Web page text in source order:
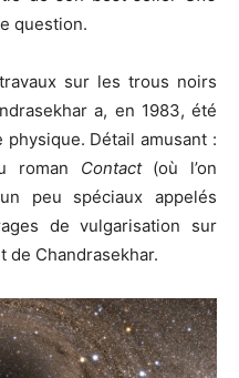
question.
sur les trous noirs
a, en 1983, été
Détail amusant :
roman Contact(où l’on
peu spéciaux appelés
de vulgarisation sur
de Chandrasekhar.